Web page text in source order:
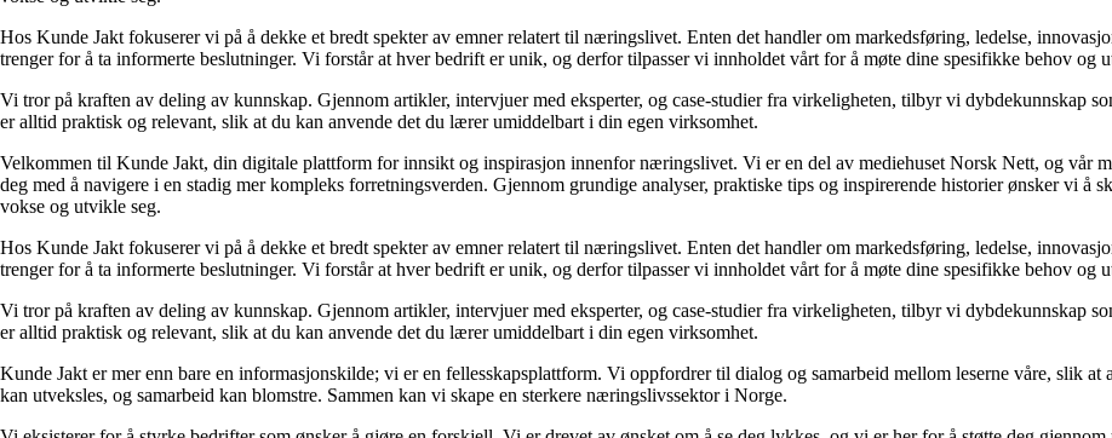
Hos Kunde Jakt fokuserer vi på å dekke et bredt spekter av emner relatert til næringslivet. Enten det handler om markedsføring, ledelse,
trenger for å ta informerte beslutninger. Vi forstår at hver bedrift er unik, og derfor tilpasser vi innholdet vårt for å møte dine spesifikke behov og
Vi tror på kraften av deling av kunnskap. Gjennom artikler, intervjuer med eksperter, og case-studier fra virkeligheten, tilbyr vi dybdekunnskap
er alltid praktisk og relevant, slik at du kan anvende det du lærer umiddelbart i din egen virksomhet.
Velkommen til Kunde Jakt, din digitale plattform for innsikt og inspirasjon innenfor næringslivet. Vi er en del av mediehuset Norsk Nett, og vår
deg med å navigere i en stadig mer kompleks forretningsverden. Gjennom grundige analyser, praktiske tips og inspirerende historier ønsker vi å
vokse og utvikle seg.
Hos Kunde Jakt fokuserer vi på å dekke et bredt spekter av emner relatert til næringslivet. Enten det handler om markedsføring, ledelse,
trenger for å ta informerte beslutninger. Vi forstår at hver bedrift er unik, og derfor tilpasser vi innholdet vårt for å møte dine spesifikke behov og
Vi tror på kraften av deling av kunnskap. Gjennom artikler, intervjuer med eksperter, og case-studier fra virkeligheten, tilbyr vi dybdekunnskap
er alltid praktisk og relevant, slik at du kan anvende det du lærer umiddelbart i din egen virksomhet.
Kunde Jakt er mer enn bare en informasjonskilde; vi er en fellesskapsplattform. Vi oppfordrer til dialog og samarbeid mellom leserne våre, slik
kan utveksles, og samarbeid kan blomstre. Sammen kan vi skape en sterkere næringslivssektor i Norge.